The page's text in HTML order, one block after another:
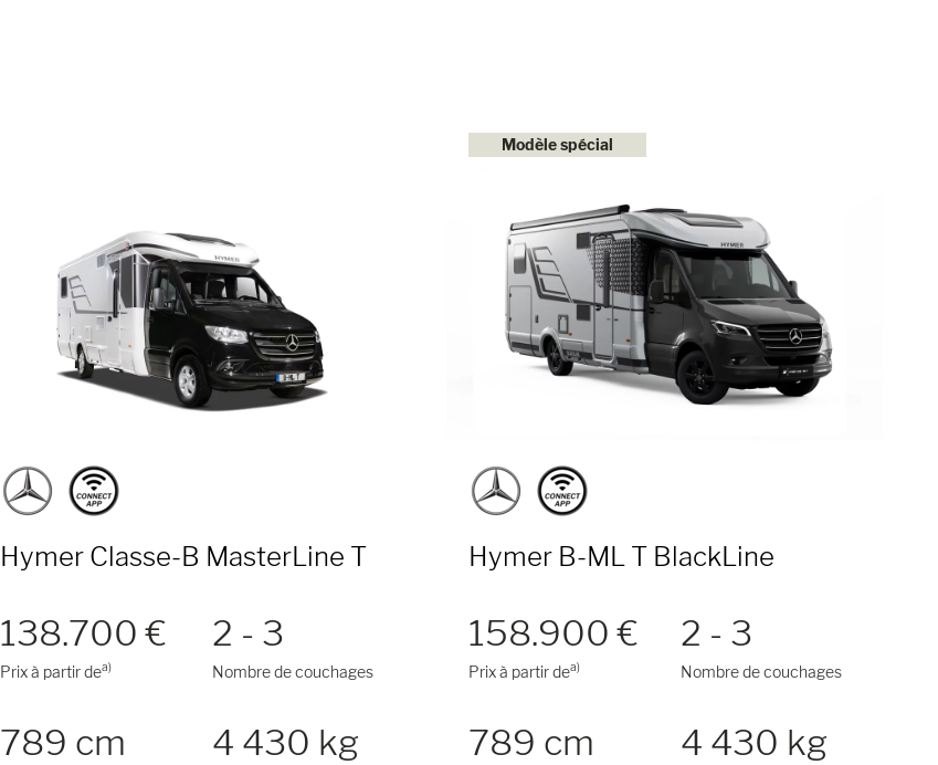
Hymer Classe-B MasterLine T
138.700 €
Prix à partir dea)
2 - 3
Nombre de couchages
789 cm 4 430 kg
Modèle spécial
Hymer B-ML T BlackLine
158.900 €
Prix à partir dea)
2 - 3
Nombre de couchages
789 cm 4 430 kg